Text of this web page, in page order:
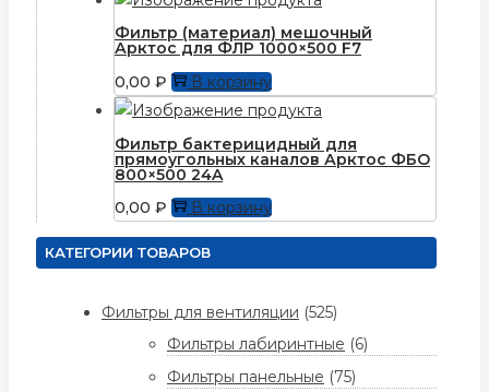
Фильтр (материал) мешочный
Арктос для ФЛР 1000×500 F7
0,00 ₽ В корзину
Фильтр бактерицидный для
прямоугольных каналов Арктос ФБО
800×500 24A
0,00 ₽ В корзину
КАТЕГОРИИ ТОВАРОВ
Фильтры для вентиляции (525)
Фильтры лабиринтные (6)
Фильтры панельные (75)